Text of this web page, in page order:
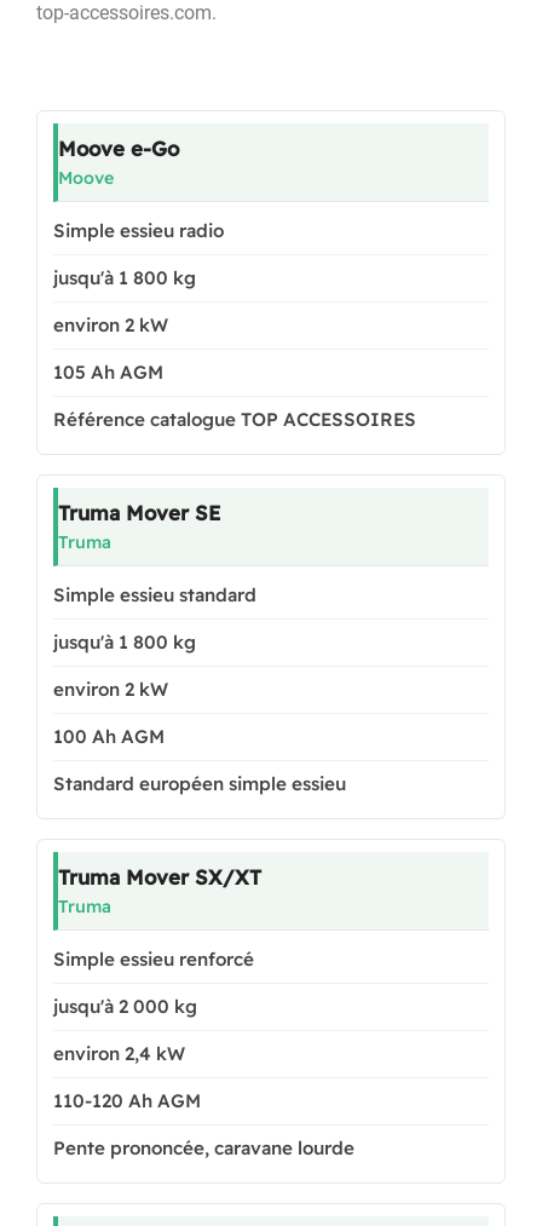
top-accessoires.com.
Moove e-Go
Moove
Simple essieu radio
jusqu'à 1 800 kg
environ 2 kW
105 Ah AGM
Référence catalogue TOP ACCESSOIRES
Truma Mover SE
Truma
Simple essieu standard
jusqu'à 1 800 kg
environ 2 kW
100 Ah AGM
Standard européen simple essieu
Truma Mover SX/XT
Truma
Simple essieu renforcé
jusqu'à 2 000 kg
environ 2,4 kW
110-120 Ah AGM
Pente prononcée, caravane lourde